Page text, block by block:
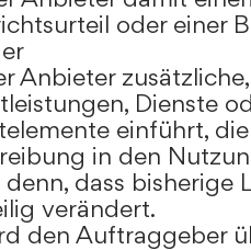
oder einer
Anbieter
Dienste
einführt,
in den
denn, dass bisherige
verändert.
den Auftraggeber